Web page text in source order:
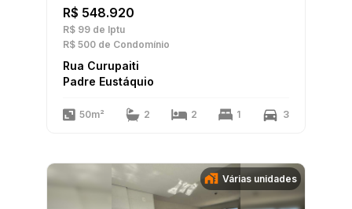
R$ 548.920
R$ 99 de Iptu
R$ 500 de Condomínio
Rua Curupaiti
Padre Eustáquio
50m² 2 2 1 3
Várias unidades